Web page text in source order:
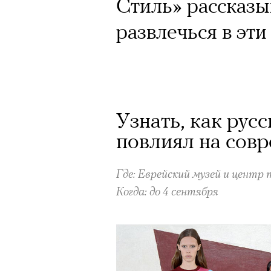
Стиль»
развлечься в
Узнать, как
повлиял на
Где: Еврейский музей и
Когда: до 4 сентября
Кампания
работы с
на рекламу и
обувь бренда.
маркетолога
Ekonika — главный
бренд снял в осенне-
супермодель Роузи